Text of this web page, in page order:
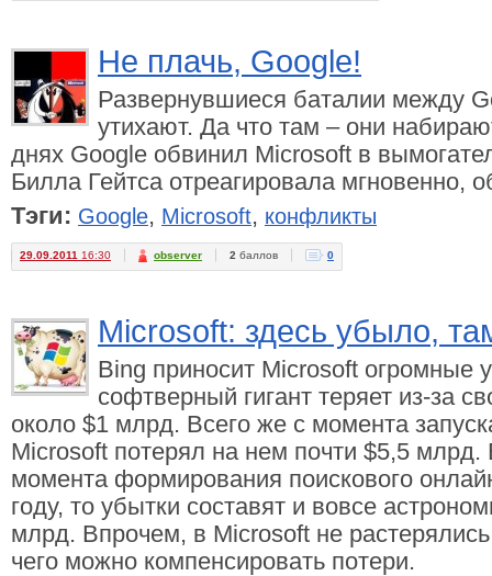
Не плачь, Google!
Развернувшиеся баталии между
утихают. Да что там – они
днях Google обвинил Microsoft в
Билла Гейтса отреагировала мгновенно,
Тэги: Google, Microsoft, конфликты
29.09.2011 16:30 observer 2 баллов 0
Microsoft: здесь убыло,
Bing приносит Microsoft огромные
софтверный гигант теряет из-за
около $1 млрд. Всего же с момента
Microsoft потерял на нем почти $5,5 млрд.
момента формирования поискового
году, то убытки составят и вовсе
млрд. Впрочем, в Microsoft не
чего можно компенсировать потери.